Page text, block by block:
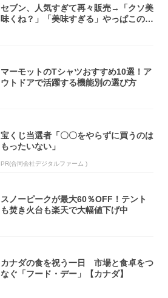
セブン、人気すぎて再々販売→「クソ美
味くね？」「美味すぎる」やっぱこのク
マーモットのTシャツおすすめ10選！ア
ウトドアで活躍する機能別の選び方
宝くじ当選者「〇〇をやらずに買うのは
もったいない」
PR(合同会社デジタルファーム )
スノーピークが最大60％OFF！テント
も焚き火台も楽天で大幅値下げ中
カナダの食を祝う一日 市場と食卓をつ
なぐ「フード・デー」【カナダ】